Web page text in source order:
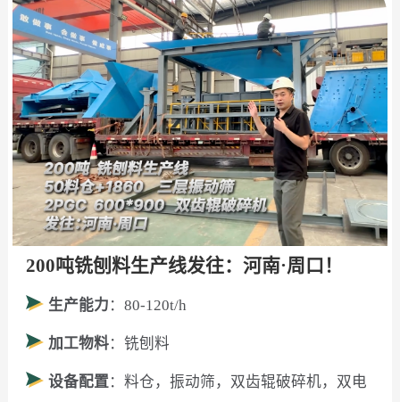
200吨铣刨料生产线发往：河南·周口！
生产能力 ：80-120t/h
加工物料：铣刨料
设备配置：料仓，振动筛，双齿辊破碎机，双电